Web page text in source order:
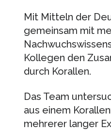
Mit Mitteln der
gemeinsam mit
Kollegen den
durch Korallen.
Das Team
aus einem
mehrerer langer